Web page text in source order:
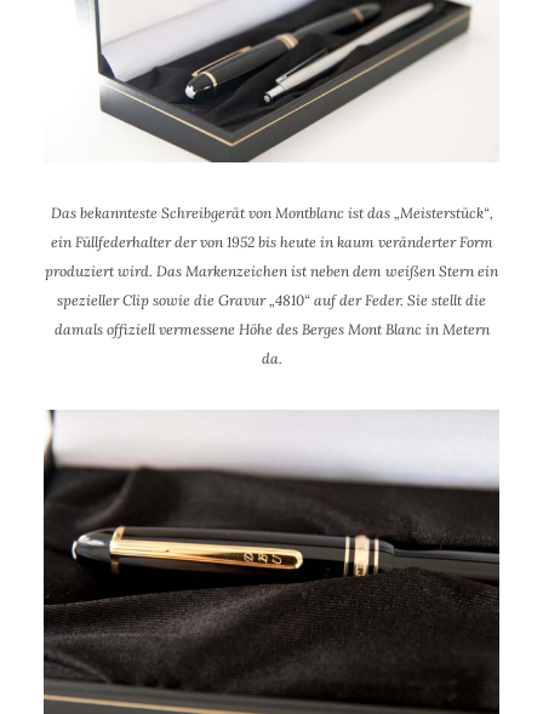
Das bekannteste Schreibgerät von Montblanc ist das „Meisterstück“,
ein Füllfederhalter der von 1952 bis heute in kaum veränderter Form
produziert wird. Das Markenzeichen ist neben dem weißen Stern ein
spezieller Clip sowie die Gravur „4810“ auf der Feder. Sie stellt die
damals offiziell vermessene Höhe des Berges Mont Blanc in Metern
da.